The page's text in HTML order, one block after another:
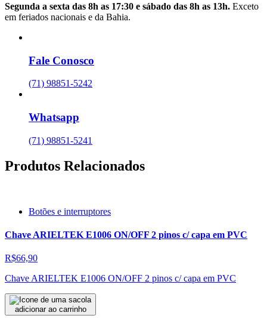
Segunda a sexta das 8h as 17:30 e sábado das 8h as 13h. Exceto
em feriados nacionais e da Bahia.
Fale Conosco
(71) 98851-5242
Whatsapp
(71) 98851-5241
Produtos Relacionados
Botões e interruptores
Chave ARIELTEK E1006 ON/OFF 2 pinos c/ capa em PVC
R$66,90
Chave ARIELTEK E1006 ON/OFF 2 pinos c/ capa em PVC
adicionar ao carrinho